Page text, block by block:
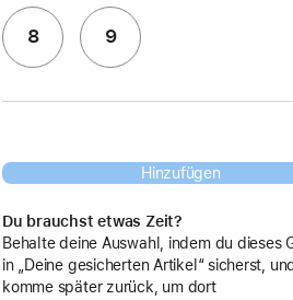
8 9
Hinzufügen
Du brauchst etwas Zeit?
Behalte deine Auswahl, indem du dieses
in „Deine gesicherten Artikel“ sicherst,
komme später zurück, um dort